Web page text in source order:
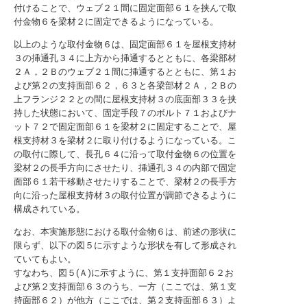
付けることで、ウェブ２１間に固定面部６１を挟んで取
付金物６を梁材２に固定できるようになっている。
以上のような取付金物６は、固定面部６１を屋根支持材
３の挿通孔３４に上方から挿通するとともに、各梁部材
２Ａ，２Ｂのウェブ２１間に挿通するとともに、第１お
よび第２の支持面部６２，６３と各梁部材２Ａ，２Ｂの
上フランジ２２との間に屋根支持材３の底面部３３を挟
持した状態において、固定手段７のボルト７１およびナ
ット７２で固定面部６１を梁材２に固定することで、屋
根支持材３を梁材２に取り付けるようになっている。こ
の取付に際して、長孔６４に沿って取付金物６の位置を
梁材２の長手方向にさせたり、挿通孔３４の内部で固定
面部６１若干移動させたりすることで、梁材２の長手方
向に沿った屋根支持材３の取付位置が調節できるように
構成されている。
なお、本実施形態における取付金物６は、前述の形状に
限らず、以下の図５に示すような形状を有して形成され
ていてもよい。
すなわち、図５(Ａ)に示すように、第１支持面部６２お
よび第２支持面部６３のうち、一方（ここでは、第１支
持面部６２）が他方（ここでは、第２支持面部６３）よ